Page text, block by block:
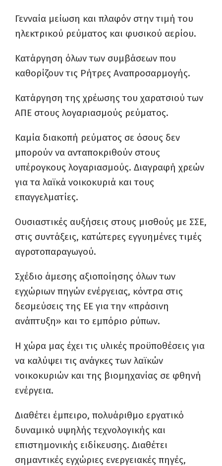
Γενναία μείωση και πλαφόν στην τιμή του
ηλεκτρικού ρεύματος και φυσικού αερίου.
Κατάργηση όλων των συμβάσεων που
καθορίζουν τις Ρήτρες Αναπροσαρμογής.
Κατάργηση της χρέωσης του χαρατσιού των
ΑΠΕ στους λογαριασμούς ρεύματος.
Καμία διακοπή ρεύματος σε όσους δεν
μπορούν να ανταποκριθούν στους
υπέρογκους λογαριασμούς. Διαγραφή χρεών
για τα λαϊκά νοικοκυριά και τους
επαγγελματίες.
Ουσιαστικές αυξήσεις στους μισθούς με ΣΣΕ,
στις συντάξεις, κατώτερες εγγυημένες τιμές
αγροτοπαραγωγού.
Σχέδιο άμεσης αξιοποίησης όλων των
εγχώριων πηγών ενέργειας, κόντρα στις
δεσμεύσεις της ΕΕ για την «πράσινη
ανάπτυξη» και το εμπόριο ρύπων.
Η χώρα μας έχει τις υλικές προϋποθέσεις για
να καλύψει τις ανάγκες των λαϊκών
νοικοκυριών και της βιομηχανίας σε φθηνή
ενέργεια.
Διαθέτει έμπειρο, πολυάριθμο εργατικό
δυναμικό υψηλής τεχνολογικής και
επιστημονικής ειδίκευσης. Διαθέτει
σημαντικές εγχώριες ενεργειακές πηγές,